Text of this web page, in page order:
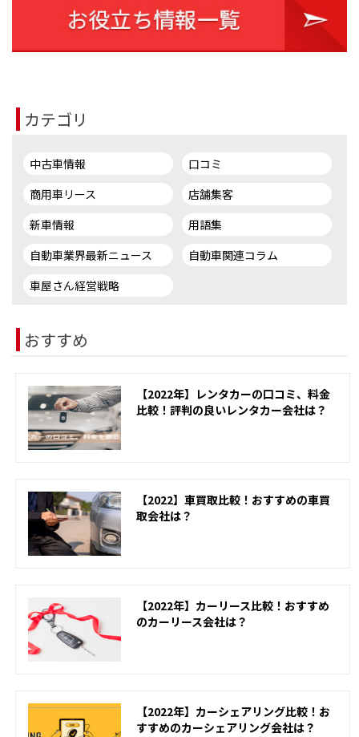
カテゴリ
中古車情報
口コミ
商用車リース
店舗集客
新車情報
用語集
自動車業界最新ニュース
自動車関連コラム
車屋さん経営戦略
おすすめ
【2022年】レンタカーの口コミ、料金
比較！評判の良いレンタカー会社は？
【2022】車買取比較！おすすめの車買
取会社は？
【2022年】カーリース比較！おすすめ
のカーリース会社は？
【2022年】カーシェアリング比較！お
すすめのカーシェアリング会社は？